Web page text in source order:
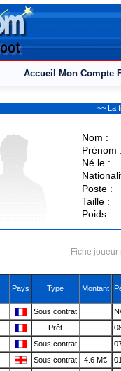
Accueil Mon Compte
~~ La
Nom :
Prénom
Né le :
Poste :
Taille :
Poids :
Fiche
Pays Type Montant
Sous contrat
Prêt
Sous contrat
Sous contrat 4.6 M€